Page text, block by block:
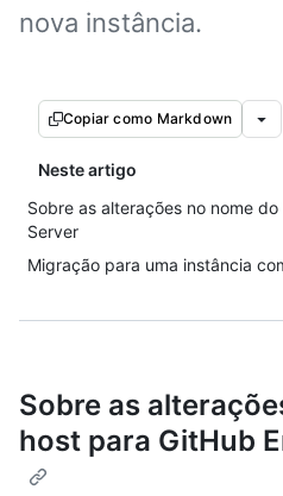
nova instância.
Copiar como Markdown
Neste artigo
Sobre as alterações no nome
Server
Migração para uma instância
Sobre as
host para GitHub